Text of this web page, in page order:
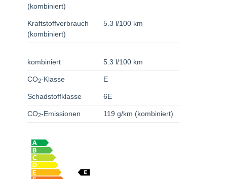
(kombiniert)
Kraftstoffverbrauch
(kombiniert)
5.3 l/100 km
kombiniert 5.3 l/100 km
CO2-Klasse E
Schadstoffklasse 6E
CO2-Emissionen 119 g/km (kombiniert)